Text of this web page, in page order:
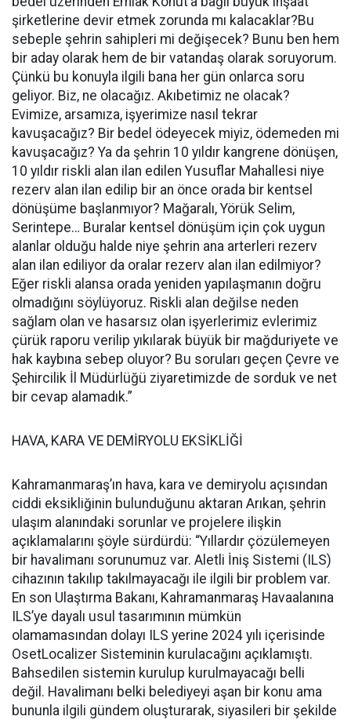
şirketlerine devir etmek zorunda mı kalacaklar?Bu
sebeple şehrin sahipleri mi değişecek? Bunu ben hem
bir aday olarak hem de bir vatandaş olarak soruyorum.
Çünkü bu konuyla ilgili bana her gün onlarca soru
geliyor. Biz, ne olacağız. Akıbetimiz ne olacak?
Evimize, arsamıza, işyerimize nasıl tekrar
kavuşacağız? Bir bedel ödeyecek miyiz, ödemeden mi
kavuşacağız? Ya da şehrin 10 yıldır kangrene dönüşen,
10 yıldır riskli alan ilan edilen Yusuflar Mahallesi niye
rezerv alan ilan edilip bir an önce orada bir kentsel
dönüşüme başlanmıyor? Mağaralı, Yörük Selim,
Serintepe… Buralar kentsel dönüşüm için çok uygun
alanlar olduğu halde niye şehrin ana arterleri rezerv
alan ilan ediliyor da oralar rezerv alan ilan edilmiyor?
Eğer riskli alansa orada yeniden yapılaşmanın doğru
olmadığını söylüyoruz. Riskli alan değilse neden
sağlam olan ve hasarsız olan işyerlerimiz evlerimiz
çürük raporu verilip yıkılarak büyük bir mağduriyete ve
hak kaybına sebep oluyor? Bu soruları geçen Çevre ve
Şehircilik İl Müdürlüğü ziyaretimizde de sorduk ve net
bir cevap alamadık.”
HAVA, KARA VE DEMİRYOLU EKSİKLİĞİ
Kahramanmaraş’ın hava, kara ve demiryolu açısından
ciddi eksikliğinin bulunduğunu aktaran Arıkan, şehrin
ulaşım alanındaki sorunlar ve projelere ilişkin
açıklamalarını şöyle sürdürdü: “Yıllardır çözülemeyen
bir havalimanı sorunumuz var. Aletli İniş Sistemi (ILS)
cihazının takılıp takılmayacağı ile ilgili bir problem var.
En son Ulaştırma Bakanı, Kahramanmaraş Havaalanına
ILS’ye dayalı usul tasarımının mümkün
olamamasından dolayı ILS yerine 2024 yılı içerisinde
OsetLocalizer Sisteminin kurulacağını açıklamıştı.
Bahsedilen sistemin kurulup kurulmayacağı belli
değil. Havalimanı belki belediyeyi aşan bir konu ama
bununla ilgili gündem oluşturarak, siyasileri bir şekilde